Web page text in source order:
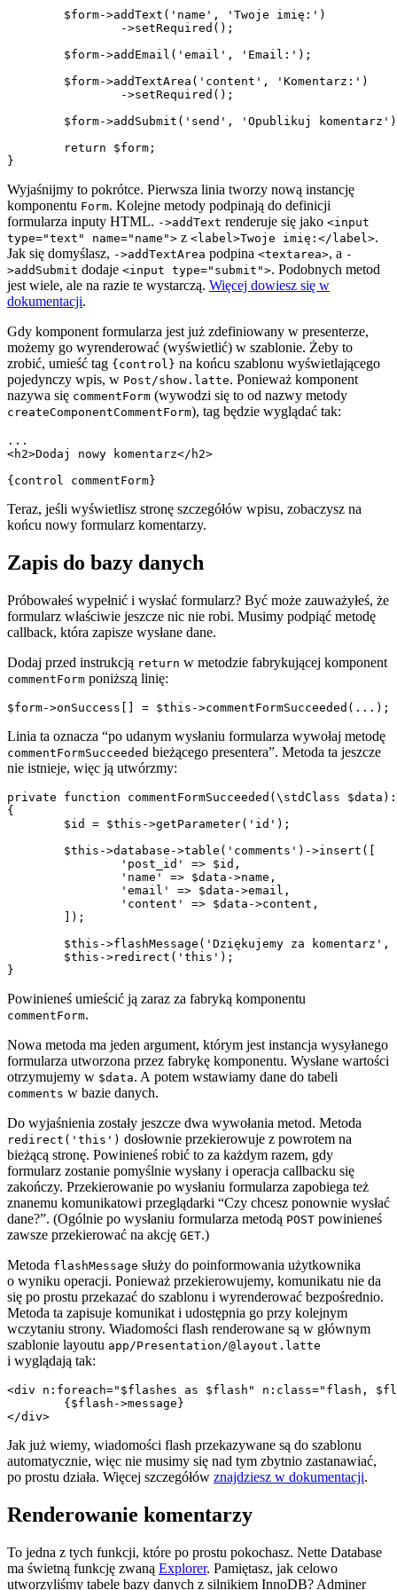
Wyjaśnijmy to pokrótce. Pierwsza linia tworzy nową instancję
komponentu Form. Kolejne metody podpinają do definicji
formularza inputy HTML. ->addText renderuje się jako <input
type="text" name="name"> z <label>Twoje imię:</label>.
Jak się domyślasz, ->addTextArea podpina <textarea>, a -
>addSubmit dodaje <input type="submit">. Podobnych metod
jest wiele, ale na razie te wystarczą. Więcej dowiesz się w
dokumentacji.
Gdy komponent formularza jest już zdefiniowany w presenterze,
możemy go wyrenderować (wyświetlić) w szablonie. Żeby to
zrobić, umieść tag {control} na końcu szablonu wyświetlającego
pojedynczy wpis, w Post/show.latte. Ponieważ komponent
nazywa się commentForm (wywodzi się to od nazwy metody
createComponentCommentForm), tag będzie wyglądać tak:
...
<h2>Dodaj nowy komentarz</h2>
Teraz, jeśli wyświetlisz stronę szczegółów wpisu, zobaczysz na
końcu nowy formularz komentarzy.
Zapis do bazy danych
Próbowałeś wypełnić i wysłać formularz? Być może zauważyłeś, że
formularz właściwie jeszcze nic nie robi. Musimy podpiąć metodę
callback, która zapisze wysłane dane.
Dodaj przed instrukcją return w metodzie fabrykującej komponent
commentForm poniższą linię:
Linia ta oznacza “po udanym wysłaniu formularza wywołaj metodę
commentFormSucceeded bieżącego presentera”. Metoda ta jeszcze
nie istnieje, więc ją utwórzmy:
private function commentFormSucceeded(\stdClass
{
Powinieneś umieścić ją zaraz za fabryką komponentu
commentForm.
Nowa metoda ma jeden argument, którym jest instancja wysyłanego
formularza utworzona przez fabrykę komponentu. Wysłane wartości
otrzymujemy w $data. A potem wstawiamy dane do tabeli
comments w bazie danych.
Do wyjaśnienia zostały jeszcze dwa wywołania metod. Metoda
redirect('this') dosłownie przekierowuje z powrotem na
bieżącą stronę. Powinieneś robić to za każdym razem, gdy
formularz zostanie pomyślnie wysłany i operacja callbacku się
zakończy. Przekierowanie po wysłaniu formularza zapobiega też
znanemu komunikatowi przeglądarki “Czy chcesz ponownie wysłać
dane?”. (Ogólnie po wysłaniu formularza metodą POST powinieneś
zawsze przekierować na akcję GET.)
Metoda flashMessage służy do poinformowania użytkownika
o wyniku operacji. Ponieważ przekierowujemy, komunikatu nie da
się po prostu przekazać do szablonu i wyrenderować bezpośrednio.
Metoda ta zapisuje komunikat i udostępnia go przy kolejnym
wczytaniu strony. Wiadomości flash renderowane są w głównym
szablonie layoutu app/Presentation/@layout.latte
i wyglądają tak:
<div n:foreach="$flashes as $flash" n:class="flash,
Jak już wiemy, wiadomości flash przekazywane są do szablonu
automatycznie, więc nie musimy się nad tym zbytnio zastanawiać,
po prostu działa. Więcej szczegółów znajdziesz w dokumentacji.
Renderowanie komentarzy
To jedna z tych funkcji, które po prostu pokochasz. Nette Database
ma świetną funkcję zwaną Explorer. Pamiętasz, jak celowo
utworzyliśmy tabele bazy danych z silnikiem InnoDB? Adminer